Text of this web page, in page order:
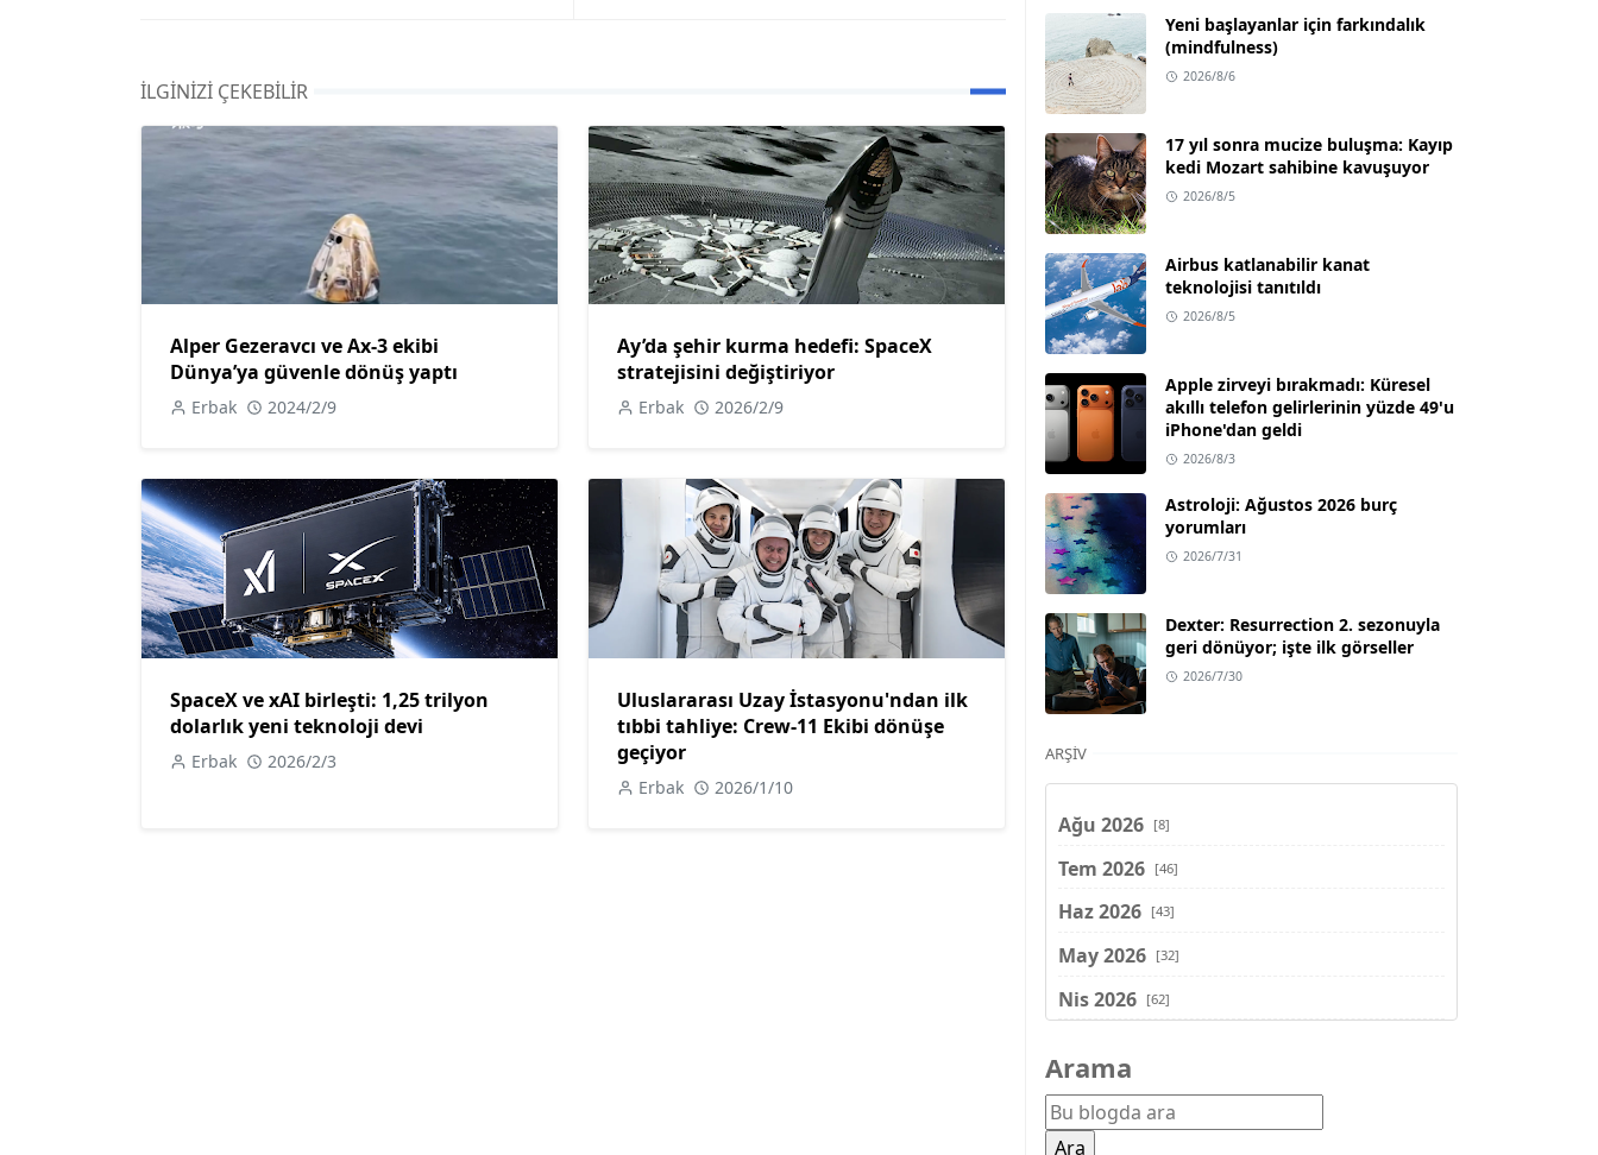
İLGINIZI ÇEKEBILIR
Alper Gezeravcı ve Ax-3 ekibi
Dünya’ya güvenle dönüş yaptı
Erbak 2024/2/9
Ay’da şehir kurma hedefi: SpaceX
stratejisini değiştiriyor
Erbak 2026/2/9
SpaceX ve xAI birleşti: 1,25 trilyon
dolarlık yeni teknoloji devi
Erbak 2026/2/3
Uluslararası Uzay İstasyonu'ndan ilk
tıbbi tahliye: Crew-11 Ekibi dönüşe
geçiyor
Erbak 2026/1/10
Yeni başlayanlar için farkındalık
(mindfulness)
2026/8/6
17 yıl sonra mucize buluşma: Kayıp
kedi Mozart sahibine kavuşuyor
2026/8/5
Airbus katlanabilir kanat
teknolojisi tanıtıldı
2026/8/5
Apple zirveyi bırakmadı: Küresel
akıllı telefon gelirlerinin yüzde 49'u
iPhone'dan geldi
2026/8/3
Astroloji: Ağustos 2026 burç
yorumları
2026/7/31
Dexter: Resurrection 2. sezonuyla
geri dönüyor; işte ilk görseller
2026/7/30
ARŞIV
Ağu 2026 [8]
Tem 2026 [46]
Haz 2026 [43]
May 2026 [32]
Nis 2026 [62]
Şub 2026
Oca 2026 [72]
Arama